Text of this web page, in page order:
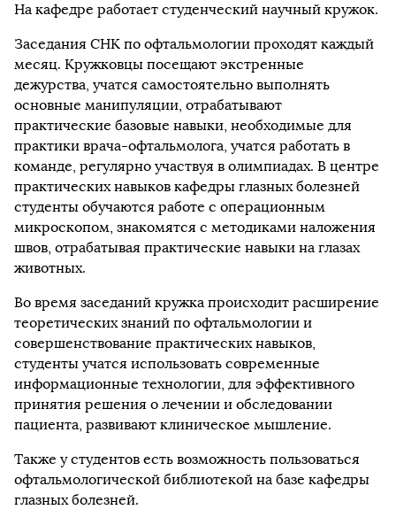
На кафедре работает студенческий научный кружок.
Заседания СНК по офтальмологии проходят каждый
месяц. Кружковцы посещают экстренные
дежурства, учатся самостоятельно выполнять
основные манипуляции, отрабатывают
практические базовые навыки, необходимые для
практики врача-офтальмолога, учатся работать в
команде, регулярно участвуя в олимпиадах. В центре
практических навыков кафедры глазных болезней
студенты обучаются работе с операционным
микроскопом, знакомятся с методиками наложения
швов, отрабатывая практические навыки на глазах
животных.
Во время заседаний кружка происходит расширение
теоретических знаний по офтальмологии и
совершенствование практических навыков,
студенты учатся использовать современные
информационные технологии, для эффективного
принятия решения о лечении и обследовании
пациента, развивают клиническое мышление.
Также у студентов есть возможность пользоваться
офтальмологической библиотекой на базе кафедры
глазных болезней.